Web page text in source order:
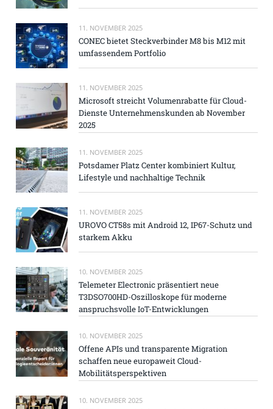
11. NOVEMBER 2025
CONEC bietet Steckverbinder M8 bis M12 mit
umfassendem Portfolio
11. NOVEMBER 2025
Microsoft streicht Volumenrabatte für Cloud-
Dienste Unternehmenskunden ab November
2025
11. NOVEMBER 2025
Potsdamer Platz Center kombiniert Kultur,
Lifestyle und nachhaltige Technik
11. NOVEMBER 2025
UROVO CT58s mit Android 12, IP67-Schutz und
starkem Akku
10. NOVEMBER 2025
Telemeter Electronic präsentiert neue
T3DSO700HD-Oszilloskope für moderne
anspruchsvolle IoT-Entwicklungen
10. NOVEMBER 2025
Offene APIs und transparente Migration
schaffen neue europaweit Cloud-
Mobilitätsperspektiven
10. NOVEMBER 2025